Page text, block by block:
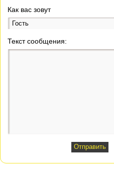
Как вас зовут
Текст сообщения: